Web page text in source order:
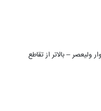
22 بهمن – بلوار ولیعصر – بالاتر از تقاطع